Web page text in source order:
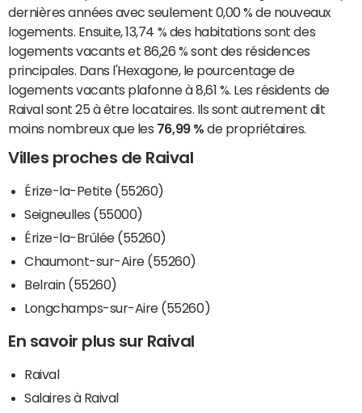
dernières années avec seulement 0,00 % de nouveaux
logements. Ensuite, 13,74 % des habitations sont des
logements vacants et 86,26 % sont des résidences
principales. Dans l'Hexagone, le pourcentage de
logements vacants plafonne à 8,61 %. Les résidents de
Raival sont 25 à être locataires. Ils sont autrement dit
moins nombreux que les 76,99 % de propriétaires.
Villes proches de Raival
Érize-la-Petite (55260)
Seigneulles (55000)
Érize-la-Brûlée (55260)
Chaumont-sur-Aire (55260)
Belrain (55260)
Longchamps-sur-Aire (55260)
En savoir plus sur Raival
Raival
Salaires à Raival